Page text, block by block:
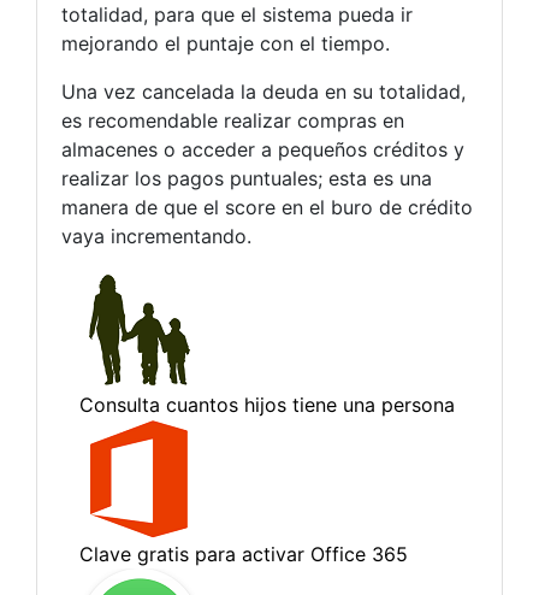
totalidad, para que el sistema pueda ir
mejorando el puntaje con el tiempo.
Una vez cancelada la deuda en su totalidad,
es recomendable realizar compras en
almacenes o acceder a pequeños créditos y
realizar los pagos puntuales; esta es una
manera de que el score en el buro de crédito
vaya incrementando.